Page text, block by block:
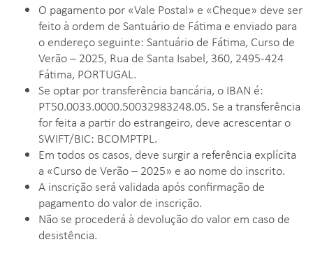
O pagamento por «Vale Postal» e «Cheque» deve ser
feito à ordem de Santuário de Fátima e enviado para
o endereço seguinte: Santuário de Fátima, Curso de
Verão – 2025, Rua de Santa Isabel, 360, 2495-424
Fátima, PORTUGAL.
Se optar por transferência bancária, o IBAN é:
PT50.0033.0000.50032983248.05. Se a transferência
for feita a partir do estrangeiro, deve acrescentar o
SWIFT/BIC: BCOMPTPL.
Em todos os casos, deve surgir a referência explícita
a «Curso de Verão – 2025» e ao nome do inscrito.
A inscrição será validada após confirmação de
pagamento do valor de inscrição.
Não se procederá à devolução do valor em caso de
desistência.